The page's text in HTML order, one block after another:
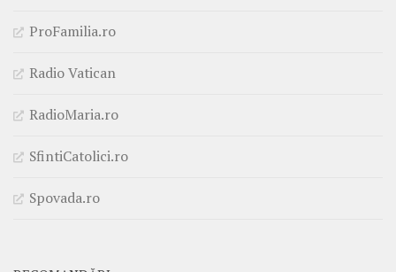
ProFamilia.ro
Radio Vatican
RadioMaria.ro
SfintiCatolici.ro
Spovada.ro